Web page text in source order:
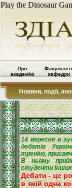
Play the Dinosaur
Про
академію
кафедри
Новини, події,
14 вересня в
дебатів
тренінг,
В ньому
студенти інших
Дебати - це
в якій одна